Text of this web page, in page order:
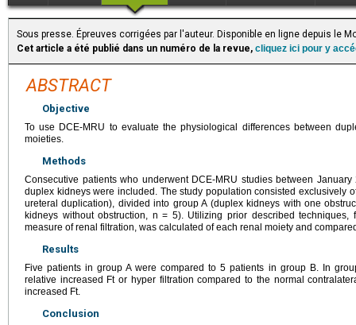
Sous presse. Épreuves corrigées par l'auteur. Disponible en ligne depuis le
Cet article a été publié dans un numéro de la revue, cliquez ici pour y
ABSTRACT
Objective
To use DCE-MRU to evaluate the physiological differences between
moieties.
Methods
Consecutive patients who underwent DCE-MRU studies between
duplex kidneys were included. The study population consisted exclusively
ureteral duplication), divided into group A (duplex kidneys with one
kidneys without obstruction, n = 5). Utilizing prior described techniques,
measure of renal filtration, was calculated of each renal moiety and
Results
Five patients in group A were compared to 5 patients in group B. In
relative increased Ft or hyper filtration compared to the normal
increased Ft.
Conclusion